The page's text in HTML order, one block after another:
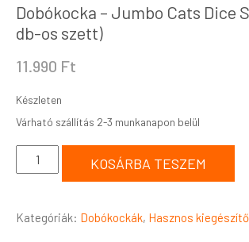
Dobókocka – Jumbo Cats Dice
db-os szett)
11.990 Ft
Készleten
KOSÁRBA TESZEM
Kategóriák: Dobókockák, Hasznos